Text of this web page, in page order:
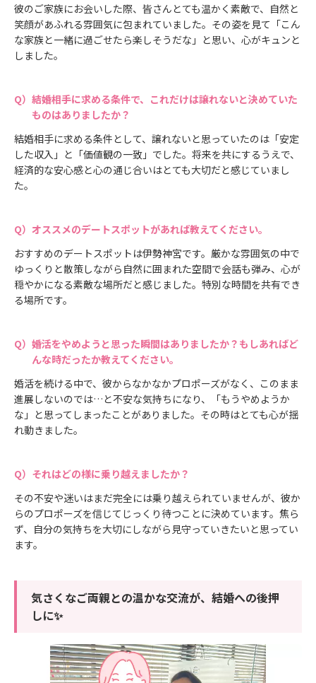
彼のご家族にお会いした際、皆さんとても温かく素敵で、自然と
笑顔があふれる雰囲気に包まれていました。その姿を見て「こん
な家族と一緒に過ごせたら楽しそうだな」と思い、心がキュンと
しました。
結婚相手に求める条件で、これだけは譲れないと決めていた
ものはありましたか？
結婚相手に求める条件として、譲れないと思っていたのは「安定
した収入」と「価値観の一致」でした。将来を共にするうえで、
経済的な安心感と心の通じ合いはとても大切だと感じていまし
た。
オススメのデートスポットがあれば教えてください。
おすすめのデートスポットは伊勢神宮です。厳かな雰囲気の中で
ゆっくりと散策しながら自然に囲まれた空間で会話も弾み、心が
穏やかになる素敵な場所だと感じました。特別な時間を共有でき
る場所です。
婚活をやめようと思った瞬間はありましたか？もしあればど
んな時だったか教えてください。
婚活を続ける中で、彼からなかなかプロポーズがなく、このまま
進展しないのでは…と不安な気持ちになり、「もうやめようか
な」と思ってしまったことがありました。その時はとても心が揺
れ動きました。
それはどの様に乗り越えましたか？
その不安や迷いはまだ完全には乗り越えられていませんが、彼か
らのプロポーズを信じてじっくり待つことに決めています。焦ら
ず、自分の気持ちを大切にしながら見守っていきたいと思ってい
ます。
気さくなご両親との温かな交流が、結婚への後押
しに✨